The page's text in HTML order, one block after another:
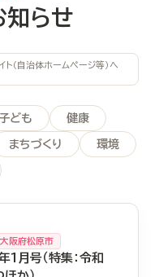
知らせ
（自治体ホームページ等）へ
子ども 健康
まちづくり 環境
大阪府松原市
月号（特集：令和